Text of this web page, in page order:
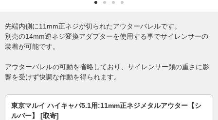
先端内側に11mm正ネジが切られたアウターバレルです。
別売の14mm逆ネジ変換アダプターを使用する事でサイレンサーの
装着が可能です。
アウターバレルの可動を省略しており、サイレンサー類の重さに影
響を受けず快調な作動を得られます。
東京マルイ ハイキャパ5.1用:11mm正ネジメタルアウター【シ
ルバー】 [取寄]